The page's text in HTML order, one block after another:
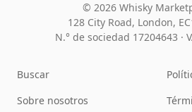
© 2026 Whisky
128 City Road, London,
N.° de sociedad 17204643 ·
Buscar
Sobre nosotros